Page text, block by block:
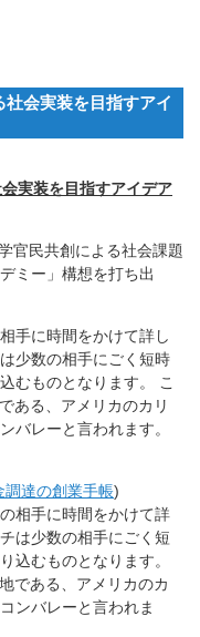
会実装を目指すアイ
実装を目指すアイデア
官民共創による社会課題
ミー」構想を打ち出
手に時間をかけて詳し
少数の相手にごく短時
むものとなります。 こ
ある、アメリカのカリ
バレーと言われます。
調達の創業手帳)
相手に時間をかけて詳
は少数の相手にごく短
込むものとなります。
である、アメリカのカ
ンバレーと言われま